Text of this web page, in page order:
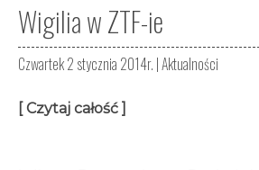
Wigilia w ZTF-ie
Czwartek 2 stycznia 2014r. |Aktualności
[ Czytaj całość ]